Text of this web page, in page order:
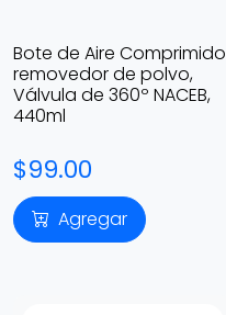
Bote de Aire Comprimido
removedor de polvo,
Válvula de 360º NACEB,
440ml
$99.00
Agregar